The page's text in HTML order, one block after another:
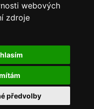
webových
zdroje
předvolby
ÚDAJŮ